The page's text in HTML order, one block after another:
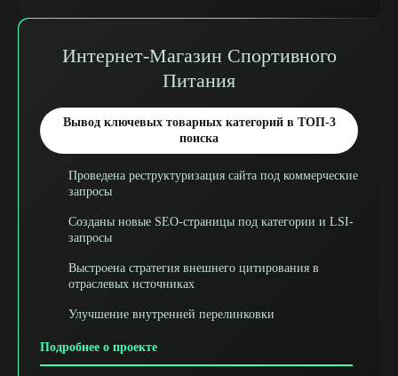
Интернет-Магазин Спортивного
Питания
Вывод ключевых товарных категорий в ТОП-3
поиска
Проведена реструктуризация сайта под коммерческие
запросы
Созданы новые SEO-страницы под категории и LSI-
запросы
Выстроена стратегия внешнего цитирования в
отраслевых источниках
Улучшение внутренней перелинковки
Подробнее о проекте